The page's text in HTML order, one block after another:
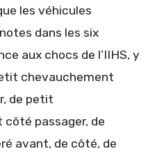
les véhicules
dans les six
aux chocs de l’IIHS, y
chevauchement
de petit
passager, de
avant, de côté, de